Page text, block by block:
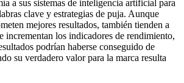
a sus sistemas de inteligencia artificial para
clave y estrategias de puja. Aunque
mejores resultados, también tienden a
incrementan los indicadores de rendimiento,
podrían haberse conseguido de
su verdadero valor para la marca resulta